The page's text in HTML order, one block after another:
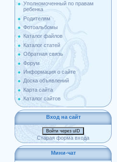
Уполномоченный по правам
ребенка
Родителям
Фотоальбомы
Каталог файлов
Каталог статей
Обратная связь
Форум
Информация о сайте
Доска объявлений
Карта сайта
Каталог сайтов
Вход на сайт
Войти через uID
Старая форма входа
Мини-чат